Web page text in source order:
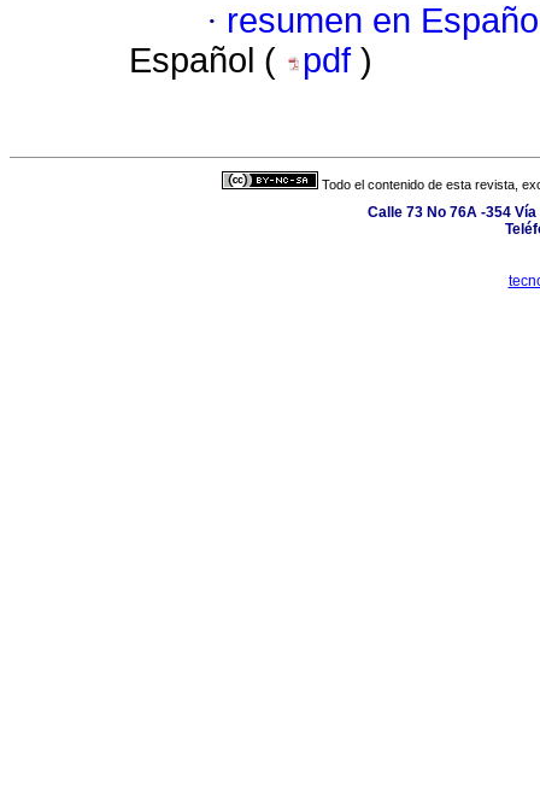
· resumen en
Español (
pdf )
Todo el contenido de esta revista,
Calle 73 No 76A -354